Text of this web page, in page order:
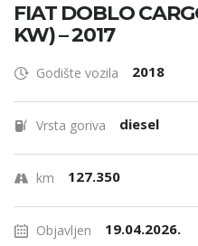
FIAT DOBLO
KW) – 2017
Godište vozila 2018
Vrsta goriva diesel
km 127.350
Objavljen 19.04.2026.